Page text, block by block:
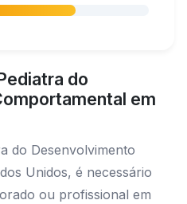
do
em
do Desenvolvimento
Unidos, é necessário
ou profissional em